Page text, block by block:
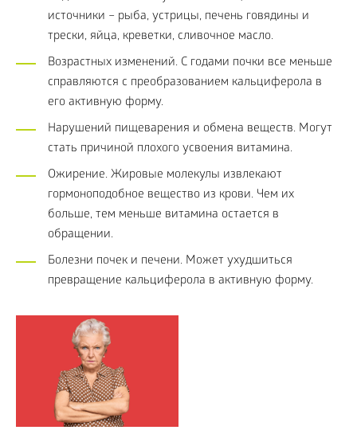
источники – рыба, устрицы, печень говядины и
трески, яйца, креветки, сливочное масло.
Возрастных изменений. С годами почки все меньше
справляются с преобразованием кальциферола в
его активную форму.
Нарушений пищеварения и обмена веществ. Могут
стать причиной плохого усвоения витамина.
Ожирение. Жировые молекулы извлекают
гормоноподобное вещество из крови. Чем их
больше, тем меньше витамина остается в
обращении.
Болезни почек и печени. Может ухудшиться
превращение кальциферола в активную форму.